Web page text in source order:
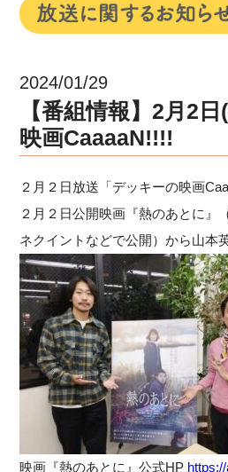
2024/01/29
【番組情報】2月2
映画CaaaaN!!!!
２月２日放送「デッキーの映画
２月２日公開映画『熱のあとに』
ネクイントなどで公開）から山本
映画『熱のあとに』公式HP